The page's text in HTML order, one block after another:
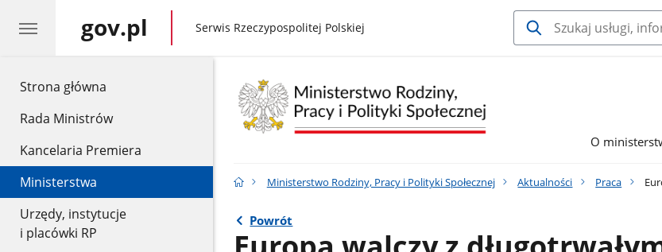
Strona główna
Rada Ministrów
Kancelaria Premiera
Ministerstwa
Urzędy, instytucje
i placówki RP
gov.pl gov.pl
Serwis Rzeczypospolitej Polskiej
O
Ministerstwo Rodziny, Pracy i Polityki Społecznej Aktualności Praca
Powrót